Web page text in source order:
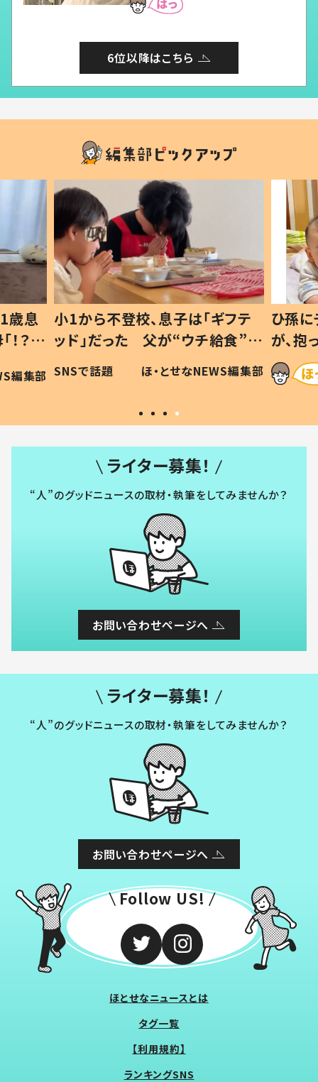
6位以降はこちら
歳息
？」
編集部
小1から不登校、息子は「ギフテ
ッド」だった 父が“ウチ給食”を
作り続ける理由とは #令和の親
#令和の子
SNSで話題 ほ・とせなNEWS編集部
ひ孫
が、
「涙が
い」
ライター募集！
“人”のグッドニュースの取材・執筆をしてみませんか？
お問い合わせページへ
ライター募集！
“人”のグッドニュースの取材・執筆をしてみませんか？
お問い合わせページへ
Follow US!
ほとせなニュースとは
タグ一覧
【利用規約】
ランキングSNS